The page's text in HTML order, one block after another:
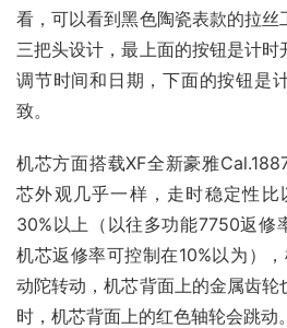
看，可以看到黑色陶瓷表款的拉丝
三把头设计，最上面的按钮是计
调节时间和日期，下面的按钮是
致。
机芯方面搭载XF全新豪雅
芯外观几乎一样，走时稳定性
30%以上（以往多功能7750返修
机芯返修率可控制在10%以为）
动陀转动，机芯背面上的金属齿轮
时，机芯背面上的红色轴轮会跳动。